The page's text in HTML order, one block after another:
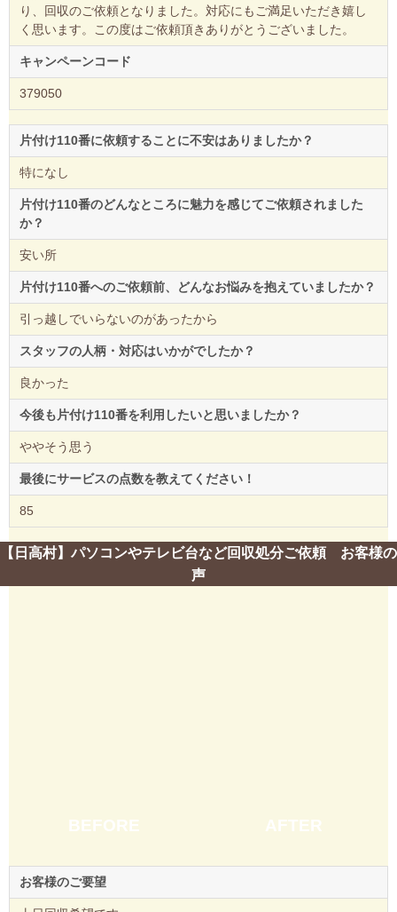
り、回収のご依頼となりました。対応にもご満足いただき嬉し
く思います。この度はご依頼頂きありがとうございました。
キャンペーンコード
379050
片付け110番に依頼することに不安はありましたか？
特になし
片付け110番のどんなところに魅力を感じてご依頼されました
か？
安い所
片付け110番へのご依頼前、どんなお悩みを抱えていましたか？
引っ越しでいらないのがあったから
スタッフの人柄・対応はいかがでしたか？
良かった
今後も片付け110番を利用したいと思いましたか？
ややそう思う
最後にサービスの点数を教えてください！
85
【日高村】パソコンやテレビ台など回収処分ご依頼 お客様の
声
BEFORE AFTER